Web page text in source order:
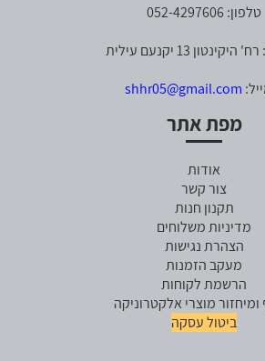
טלפון: 052-4297606
13 יקנעם עילית
shhr05@gmail.com
מפת אתר
אודות
צור קשר
תקנון חנות
מדיניות משלוחים
הצהרת נגישות
מעקב הזמנות
הרשמת לקוחות
ומיחזור מוצרי אלקטרוניקה
ביטול עסקה